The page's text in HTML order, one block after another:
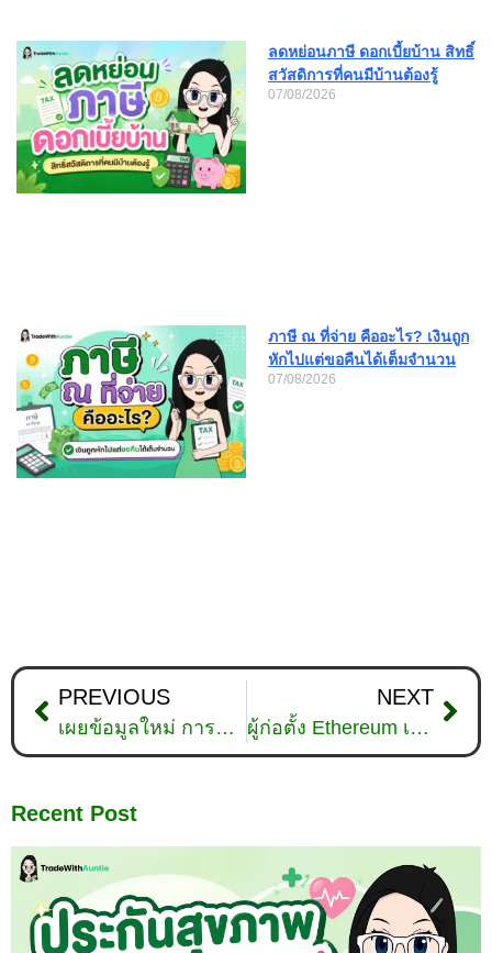
ลดหย่อนภาษี ดอกเบี้ยบ้าน สิทธิ์
สวัสดิการที่คนมีบ้านต้องรู้
07/08/2026
ภาษี ณ ที่จ่าย คืออะไร? เงินถูก
หักไปแต่ขอคืนได้เต็มจำนวน
07/08/2026
PREVIOUS
เผยข้อมูลใหม่ การขุด Bitcoin เริ่มเป็นมิตรกับสิ่งแวดล้อมมากขึ้นแล้ว
NEXT
ผู้ก่อตั้ง Ethereum เรียกร้องให้ชุมชน ETH ก้าวไปให้ไกลกว่าคำว่า Defi
Recent Post